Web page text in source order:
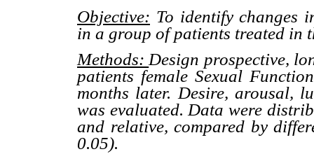
Objective: To identify changes
in a group of patients treated in
Methods: Design prospective,
patients female Sexual
months later. Desire, arousal,
was evaluated. Data were
and relative, compared by
0.05).